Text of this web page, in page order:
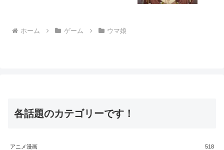
ホーム ゲーム ウマ娘
各話題のカテゴリーです！
アニメ漫画 518